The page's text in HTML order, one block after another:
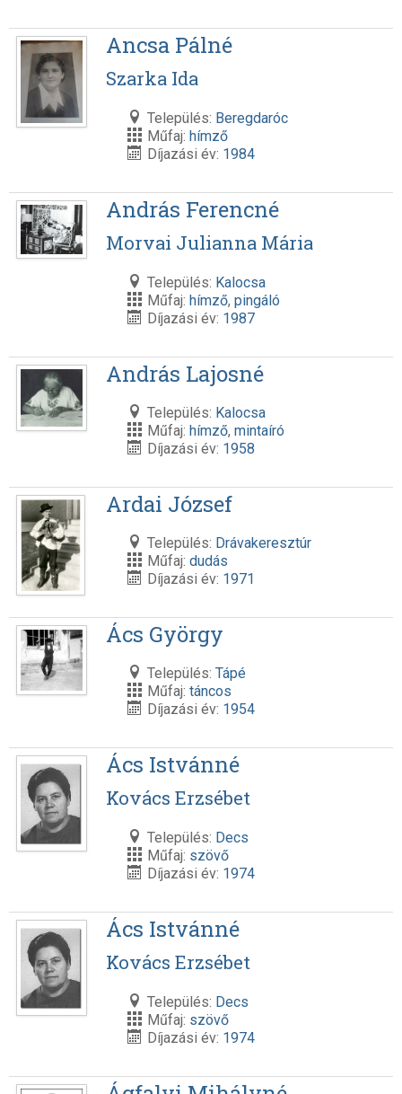
Ancsa Pálné
Szarka Ida
Település: Beregdaróc
Műfaj: hímző
Díjazási év: 1984
András Ferencné
Morvai Julianna Mária
Település: Kalocsa
Műfaj: hímző, pingáló
Díjazási év: 1987
András Lajosné
Település: Kalocsa
Műfaj: hímző, mintaíró
Díjazási év: 1958
Ardai József
Település: Drávakeresztúr
Műfaj: dudás
Díjazási év: 1971
Ács György
Település: Tápé
Műfaj: táncos
Díjazási év: 1954
Ács Istvánné
Kovács Erzsébet
Település: Decs
Műfaj: szövő
Díjazási év: 1974
Ács Istvánné
Kovács Erzsébet
Település: Decs
Műfaj: szövő
Díjazási év: 1974